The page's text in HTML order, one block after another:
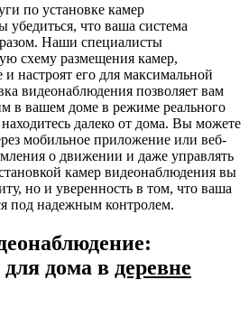
по установке камер
убедиться, что ваша система
Наши специалисты
схему размещения камер,
и настроят его для максимальной
видеонаблюдения позволяет вам
в вашем доме в режиме реального
далеко от дома. Вы можете
мобильное приложение или веб-
о движении и даже управлять
камер видеонаблюдения вы
но и уверенность в том, что ваша
под надежным контролем.
дома в деревне